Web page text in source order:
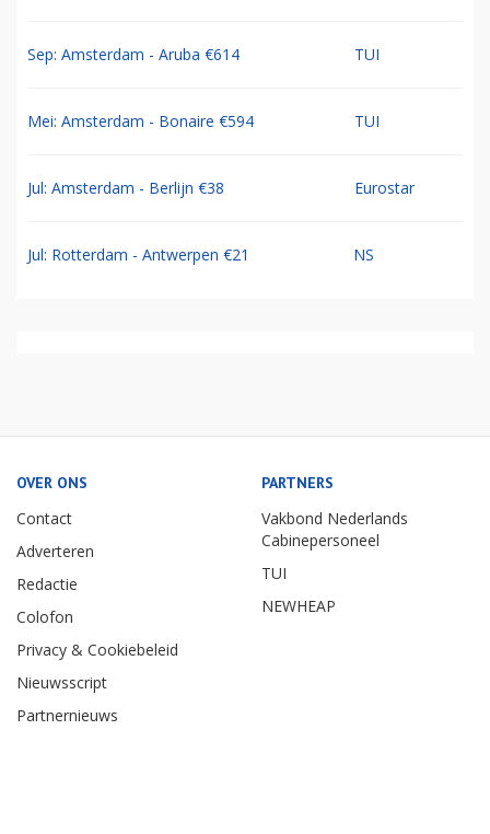
Sep: Amsterdam - Aruba €614 TUI
Mei: Amsterdam - Bonaire €594 TUI
Jul: Amsterdam - Berlijn €38 Eurostar
Jul: Rotterdam - Antwerpen €21 NS
OVER ONS
Contact
Adverteren
Redactie
Colofon
Privacy & Cookiebeleid
Nieuwsscript
Partnernieuws
PARTNERS
Vakbond Nederlands
Cabinepersoneel
TUI
NEWHEAP